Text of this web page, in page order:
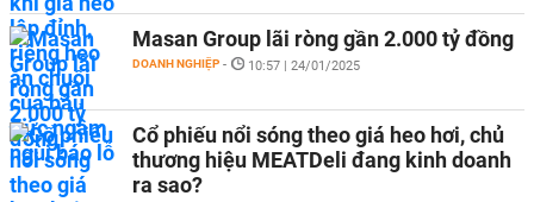
Masan Group lãi ròng gần 2.000 tỷ đồng
DOANH NGHIỆP - 10:57 | 24/01/2025
Cổ phiếu nổi sóng theo giá heo hơi, chủ
thương hiệu MEATDeli đang kinh doanh
ra sao?